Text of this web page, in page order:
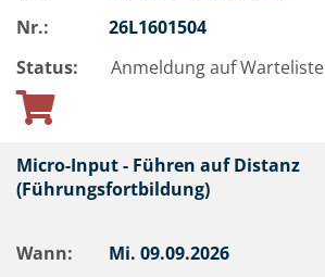
Nr.:
26L1601504
Status:
Anmeldung auf Warteliste
Micro-Input - Führen auf Distanz
(Führungsfortbildung)
Wann: Mi. 09.09.2026